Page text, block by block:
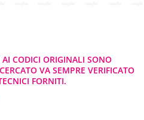
CODICI ORIGINALI SONO
VA SEMPRE VERIFICATO
FORNITI.